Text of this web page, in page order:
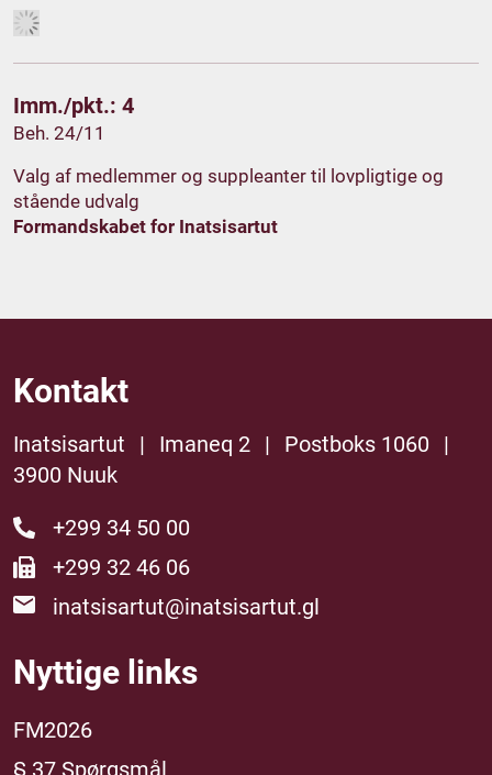
Imm./pkt.: 4
Beh. 24/11
Valg af medlemmer og suppleanter til lovpligtige og
stående udvalg
Formandskabet for Inatsisartut
Kontakt
Inatsisartut | Imaneq 2 | Postboks 1060
|
3900 Nuuk
+299 34 50 00
+299 32 46 06
inatsisartut@inatsisartut.gl
Nyttige links
FM2026
§ 37 Spørgsmål